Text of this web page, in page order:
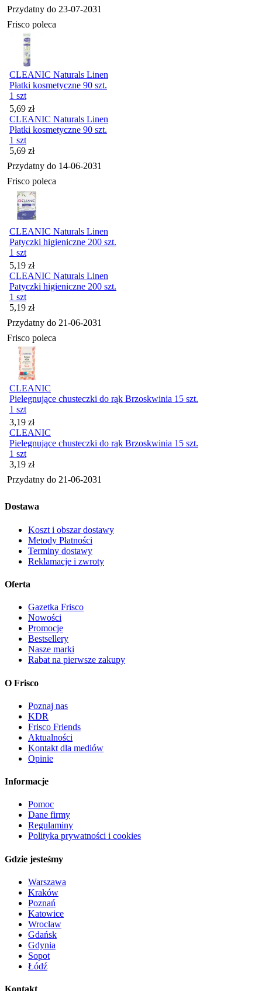
Przydatny do 23-07-2031
Frisco poleca
CLEANIC Naturals Linen
Płatki kosmetyczne 90 szt.
1 szt
Cena
5,69 zł
CLEANIC Naturals Linen
Płatki kosmetyczne 90 szt.
1 szt
Cena
5,69 zł
Przydatny do 14-06-2031
Frisco poleca
CLEANIC Naturals Linen
Patyczki higieniczne 200 szt.
1 szt
Cena
5,19 zł
CLEANIC Naturals Linen
Patyczki higieniczne 200 szt.
1 szt
Cena
5,19 zł
Przydatny do 21-06-2031
Frisco poleca
CLEANIC
Pielegnujące chusteczki do rąk Brzoskwinia 15 szt.
1 szt
Cena
3,19 zł
CLEANIC
Pielegnujące chusteczki do rąk Brzoskwinia 15 szt.
1 szt
Cena
3,19 zł
Przydatny do 21-06-2031
Dostawa
Koszt i obszar dostawy
Metody Płatności
Terminy dostawy
Reklamacje i zwroty
Oferta
Gazetka Frisco
Nowości
Promocje
Bestsellery
Nasze marki
Rabat na pierwsze zakupy
O Frisco
Poznaj nas
KDR
Frisco Friends
Aktualności
Kontakt dla mediów
Opinie
Informacje
Pomoc
Dane firmy
Regulaminy
Polityka prywatności i cookies
Gdzie jesteśmy
Warszawa
Kraków
Poznań
Katowice
Wrocław
Gdańsk
Gdynia
Sopot
Łódź
Kontakt